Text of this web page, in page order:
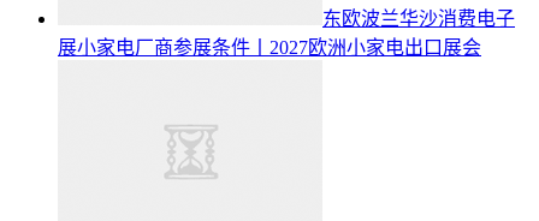
东欧波兰华沙消费电子
展小家电厂商参展条件丨2027欧洲小家电出口展会